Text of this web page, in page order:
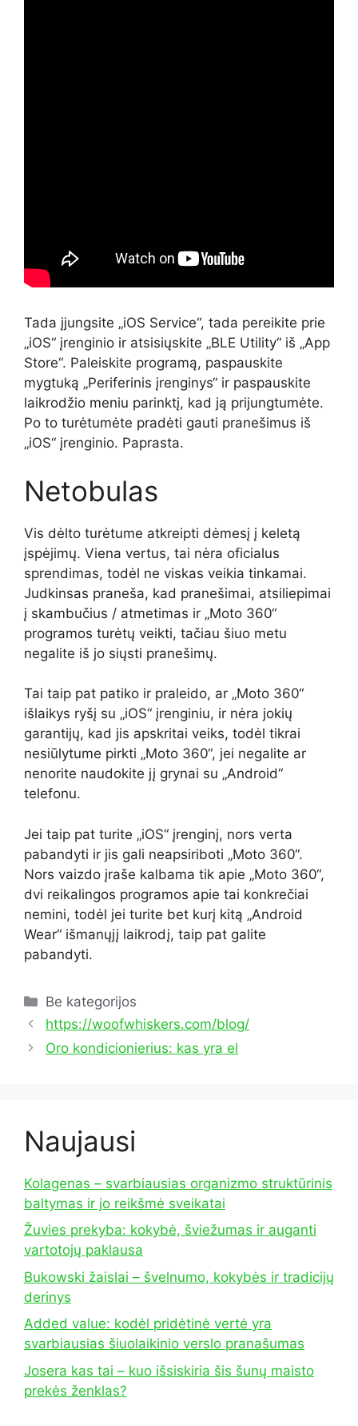
Tada įjungsite „iOS Service“, tada pereikite prie
„iOS“ įrenginio ir atsisiųskite „BLE Utility“ iš „App
Store“. Paleiskite programą, paspauskite
mygtuką „Periferinis įrenginys“ ir paspauskite
laikrodžio meniu parinktį, kad ją prijungtumėte.
Po to turėtumėte pradėti gauti pranešimus iš
„iOS“ įrenginio. Paprasta.
Netobulas
Vis dėlto turėtume atkreipti dėmesį į keletą
įspėjimų. Viena vertus, tai nėra oficialus
sprendimas, todėl ne viskas veikia tinkamai.
Judkinsas praneša, kad pranešimai, atsiliepimai
į skambučius / atmetimas ir „Moto 360“
programos turėtų veikti, tačiau šiuo metu
negalite iš jo siųsti pranešimų.
Tai taip pat patiko ir praleido, ar „Moto 360“
išlaikys ryšį su „iOS“ įrenginiu, ir nėra jokių
garantijų, kad jis apskritai veiks, todėl tikrai
nesiūlytume pirkti „Moto 360“, jei negalite ar
nenorite naudokite jį grynai su „Android“
telefonu.
Jei taip pat turite „iOS“ įrenginį, nors verta
pabandyti ir jis gali neapsiriboti „Moto 360“.
Nors vaizdo įraše kalbama tik apie „Moto 360“,
dvi reikalingos programos apie tai konkrečiai
nemini, todėl jei turite bet kurį kitą „Android
Wear“ išmanųjį laikrodį, taip pat galite
pabandyti.
Kategorijos
Be kategorijos
https://woofwhiskers.com/blog/
Oro kondicionierius: kas yra el
Naujausi
Kolagenas – svarbiausias organizmo struktūrinis
baltymas ir jo reikšmė sveikatai
Žuvies prekyba: kokybė, šviežumas ir auganti
vartotojų paklausa
Bukowski žaislai – švelnumo, kokybės ir tradicijų
derinys
Added value: kodėl pridėtinė vertė yra
svarbiausias šiuolaikinio verslo pranašumas
Josera kas tai – kuo išsiskiria šis šunų maisto
prekės ženklas?